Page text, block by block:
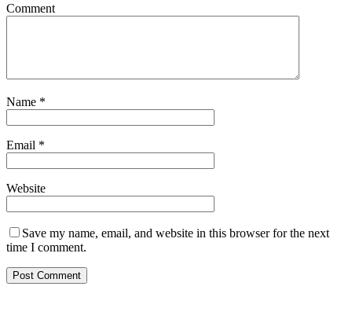
Comment
Name *
Email *
Website
Save my name, email, and website in this browser for the next
time I comment.